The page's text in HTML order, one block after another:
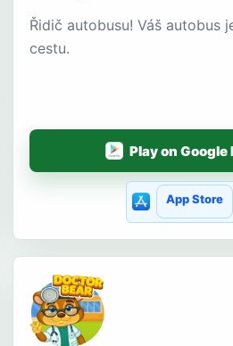
Řidič autobusu! Váš autobus
cestu.
Play on Google
App Store